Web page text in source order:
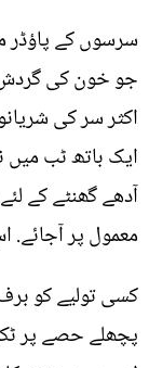
سرسوں کے پاؤڈر
جو خون کی گردش
اکثر سر کی
ایک باتھ ٹب میں
آدھے گھنٹے کے
معمول پر آجائے.
کسی تولیے کو